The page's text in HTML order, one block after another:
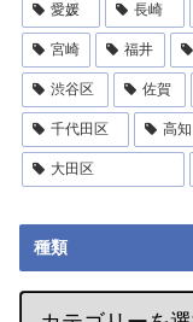
愛媛 長崎
宮崎 福井
渋谷区 佐賀
千代田区 高知
大田区
種類